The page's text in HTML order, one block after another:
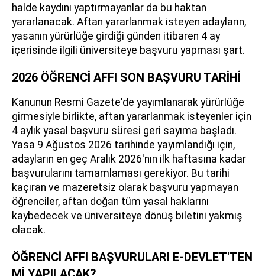
halde kaydını yaptırmayanlar da bu haktan
yararlanacak. Aftan yararlanmak isteyen adayların,
yasanın yürürlüğe girdiği günden itibaren 4 ay
içerisinde ilgili üniversiteye başvuru yapması şart.
2026 ÖĞRENCİ AFFI SON BAŞVURU TARİHİ
Kanunun Resmi Gazete'de yayımlanarak yürürlüğe
girmesiyle birlikte, aftan yararlanmak isteyenler için
4 aylık yasal başvuru süresi geri sayıma başladı.
Yasa 9 Ağustos 2026 tarihinde yayımlandığı için,
adayların en geç Aralık 2026'nın ilk haftasına kadar
başvurularını tamamlaması gerekiyor. Bu tarihi
kaçıran ve mazeretsiz olarak başvuru yapmayan
öğrenciler, aftan doğan tüm yasal haklarını
kaybedecek ve üniversiteye dönüş biletini yakmış
olacak.
ÖĞRENCİ AFFI BAŞVURULARI E-DEVLET'TEN